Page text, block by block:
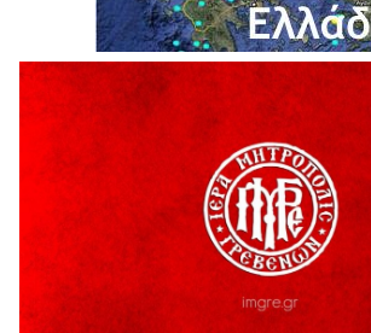
Θερινό Σινεμά στο πλαίσιο του
Καλοκαιριού 2026» με την βραβευμένη
Ανάσες».
5 Αυγούστου 2026
Γρεβενά: Συνελήφθη 18χρονος αλλοδαπός,
εξοπλισμού γυμναστηρίου
5 Αυγούστου 2026
ΑΗ ΛΑΟΣ | 5 Αυγούστου | Υπαίθριο Θέατρο
41η Γιορτή Κρασιού στο Τρίκωμο –